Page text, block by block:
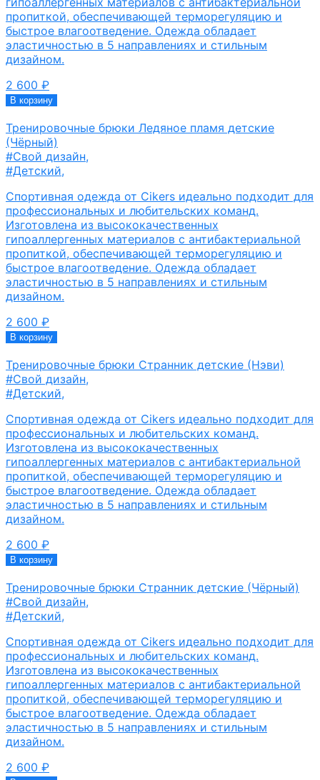
пропиткой, обеспечивающей терморегуляцию и
быстрое влагоотведение. Одежда обладает
эластичностью в 5 направлениях и стильным
дизайном.
2 600 ₽
В корзину
Тренировочные брюки Ледяное пламя детские
(Чёрный)
#Свой дизайн,
#Детский,
Спортивная одежда от Cikers идеально подходит для
профессиональных и любительских команд.
Изготовлена из высококачественных
гипоаллергенных материалов с антибактериальной
пропиткой, обеспечивающей терморегуляцию и
быстрое влагоотведение. Одежда обладает
эластичностью в 5 направлениях и стильным
дизайном.
2 600 ₽
В корзину
Тренировочные брюки Странник детские (Нэви)
#Свой дизайн,
#Детский,
Спортивная одежда от Cikers идеально подходит для
профессиональных и любительских команд.
Изготовлена из высококачественных
гипоаллергенных материалов с антибактериальной
пропиткой, обеспечивающей терморегуляцию и
быстрое влагоотведение. Одежда обладает
эластичностью в 5 направлениях и стильным
дизайном.
2 600 ₽
В корзину
Тренировочные брюки Странник детские (Чёрный)
#Свой дизайн,
#Детский,
Спортивная одежда от Cikers идеально подходит для
профессиональных и любительских команд.
Изготовлена из высококачественных
гипоаллергенных материалов с антибактериальной
пропиткой, обеспечивающей терморегуляцию и
быстрое влагоотведение. Одежда обладает
эластичностью в 5 направлениях и стильным
дизайном.
2 600 ₽